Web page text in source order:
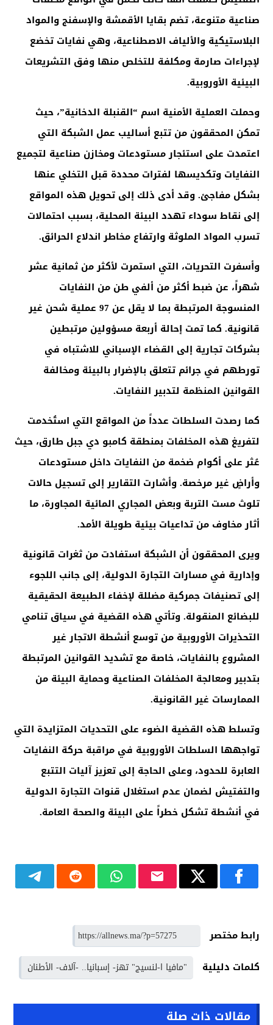
صناعية متنوعة، تضم بقايا الأقمشة والإسفنج والمواد
البلاستيكية والألياف الاصطناعية، وهي نفايات تخضع
لإجراءات صارمة ومكلفة للتخلص منها وفق التشريعات
البيئية الأوروبية.
وحملت العملية الأمنية اسم “القنبلة الدخانية”، حيث
تمكن المحققون من تتبع أساليب عمل الشبكة التي
اعتمدت على استئجار مستودعات ومخازن صناعية لتجميع
النفايات وتكديسها لفترات محددة قبل التخلي عنها
بشكل مفاجئ. وقد أدى ذلك إلى تحويل هذه المواقع
إلى نقاط سوداء تهدد البيئة المحلية، بسبب احتمالات
تسرب المواد الملوثة وارتفاع مخاطر اندلاع الحرائق.
وأسفرت التحريات، التي استمرت لأكثر من ثمانية عشر
شهراً، عن ضبط أكثر من ألفي طن من النفايات
المنسوجة المرتبطة بما لا يقل عن 97 عملية شحن غير
قانونية. كما تمت إحالة أربعة مسؤولين مرتبطين
بشركات تجارية إلى القضاء الإسباني للاشتباه في
تورطهم في جرائم تتعلق بالإضرار بالبيئة ومخالفة
القوانين المنظمة لتدبير النفايات.
كما رصدت السلطات عدداً من المواقع التي استُخدمت
لتفريغ هذه المخلفات بمنطقة كامبو دي جبل طارق، حيث
عُثر على أكوام ضخمة من النفايات داخل مستودعات
وأراضٍ غير مرخصة. وأشارت التقارير إلى تسجيل حالات
تلوث مست التربة وبعض المجاري المائية المجاورة، ما
أثار مخاوف من تداعيات بيئية طويلة الأمد.
ويرى المحققون أن الشبكة استفادت من ثغرات قانونية
وإدارية في مسارات التجارة الدولية، إلى جانب اللجوء
إلى تصنيفات جمركية مضللة لإخفاء الطبيعة الحقيقية
للبضائع المنقولة. وتأتي هذه القضية في سياق تنامي
التحذيرات الأوروبية من توسع أنشطة الاتجار غير
المشروع بالنفايات، خاصة مع تشديد القوانين المرتبطة
بتدبير ومعالجة المخلفات الصناعية وحماية البيئة من
الممارسات غير القانونية.
وتسلط هذه القضية الضوء على التحديات المتزايدة التي
تواجهها السلطات الأوروبية في مراقبة حركة النفايات
العابرة للحدود، وعلى الحاجة إلى تعزيز آليات التتبع
والتفتيش لضمان عدم استغلال قنوات التجارة الدولية
في أنشطة تشكل خطراً على البيئة والصحة العامة.
رابط مختصر
كلمات دليلية
"مافيا ا-لنسيج" تهز- إسبانيا.. -آلاف- الأطنان
مقالات ذات صلة